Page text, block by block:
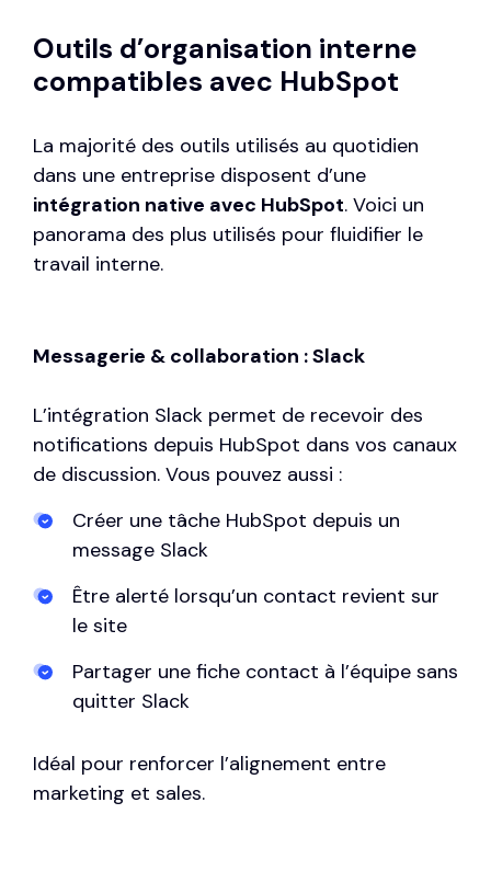
Outils d’organisation interne
compatibles avec HubSpot
La majorité des outils utilisés au quotidien
dans une entreprise disposent d’une
intégration native avec HubSpot. Voici un
panorama des plus utilisés pour fluidifier le
travail interne.
Messagerie & collaboration : Slack
L’intégration Slack permet de recevoir des
notifications depuis HubSpot dans vos canaux
de discussion. Vous pouvez aussi :
Créer une tâche HubSpot depuis un
message Slack
Être alerté lorsqu’un contact revient sur
le site
Partager une fiche contact à l’équipe sans
quitter Slack
Idéal pour renforcer l’alignement entre
marketing et sales.